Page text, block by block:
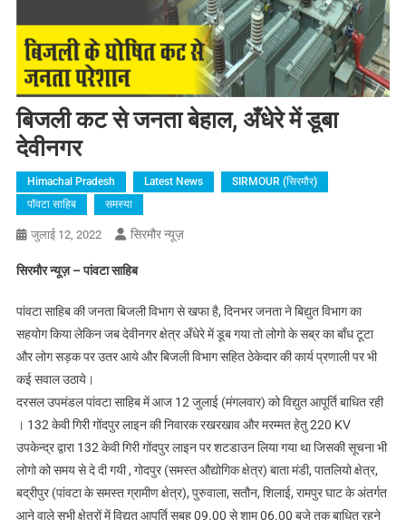
बिजली कट से जनता बेहाल, अँधेरे में डूबा
देवीनगर
Himachal Pradesh Latest News
SIRMOUR (सिरमौर)
पॉवटा साहिब
समस्या
जुलाई 12, 2022 सिरमौर न्यूज़
सिरमौर न्यूज़ – पांवटा साहिब
पांवटा साहिब की जनता बिजली विभाग से खफा है, दिनभर जनता ने बिद्युत विभाग का
सहयोग किया लेकिन जब देवीनगर क्षेत्र अँधेरे में डूब गया तो लोगो के सब्र का बाँध टूटा
और लोग सड़क पर उतर आये और बिजली विभाग सहित ठेकेदार की कार्य प्रणाली पर भी
कई सवाल उठाये।
दरसल उपमंडल पांवटा साहिब में आज 12 जुलाई (मंगलवार) को विद्युत आपूर्ति बाधित रही
। 132 केवी गिरी गोंदपुर लाइन की निवारक रखरखाव और मरम्मत हेतु 220 KV
उपकेन्द्र द्वारा 132 केवी गिरी गोंदपुर लाइन पर शटडाउन लिया गया था जिसकी सूचना भी
लोगो को समय से दे दी गयी , गोदपुर (समस्त औद्योगिक क्षेत्र) बाता मंडी, पातलियो क्षेत्र,
बद्रीपुर (पांवटा के समस्त ग्रामीण क्षेत्र), पुरुवाला, सतौन, शिलाई, रामपुर घाट के अंतर्गत
आने वाले सभी क्षेत्रों में विद्युत आपूर्ति सुबह 09.00 से शाम 06.00 बजे तक बाधित रहने